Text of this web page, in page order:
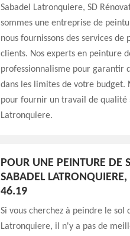
Sabadel Latronquiere, SD
sommes une entreprise de
nous fournissons des services
clients. Nos experts en peinture
professionnalisme pour garantir
dans les limites de votre budget.
pour fournir un travail de qualité
Latronquiere.
POUR UNE PEINTURE DE
SABADEL
46.19
Si vous cherchez à peindre le sol
Latronquiere, il n'y a pas de